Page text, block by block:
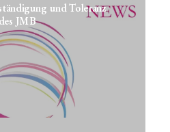
und Toleranz
des JMB